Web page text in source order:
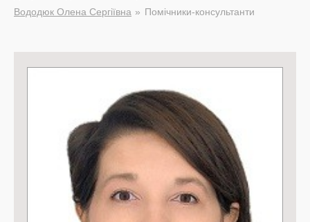
Вододюк Олена Сергіївна
Помічники-консультанти